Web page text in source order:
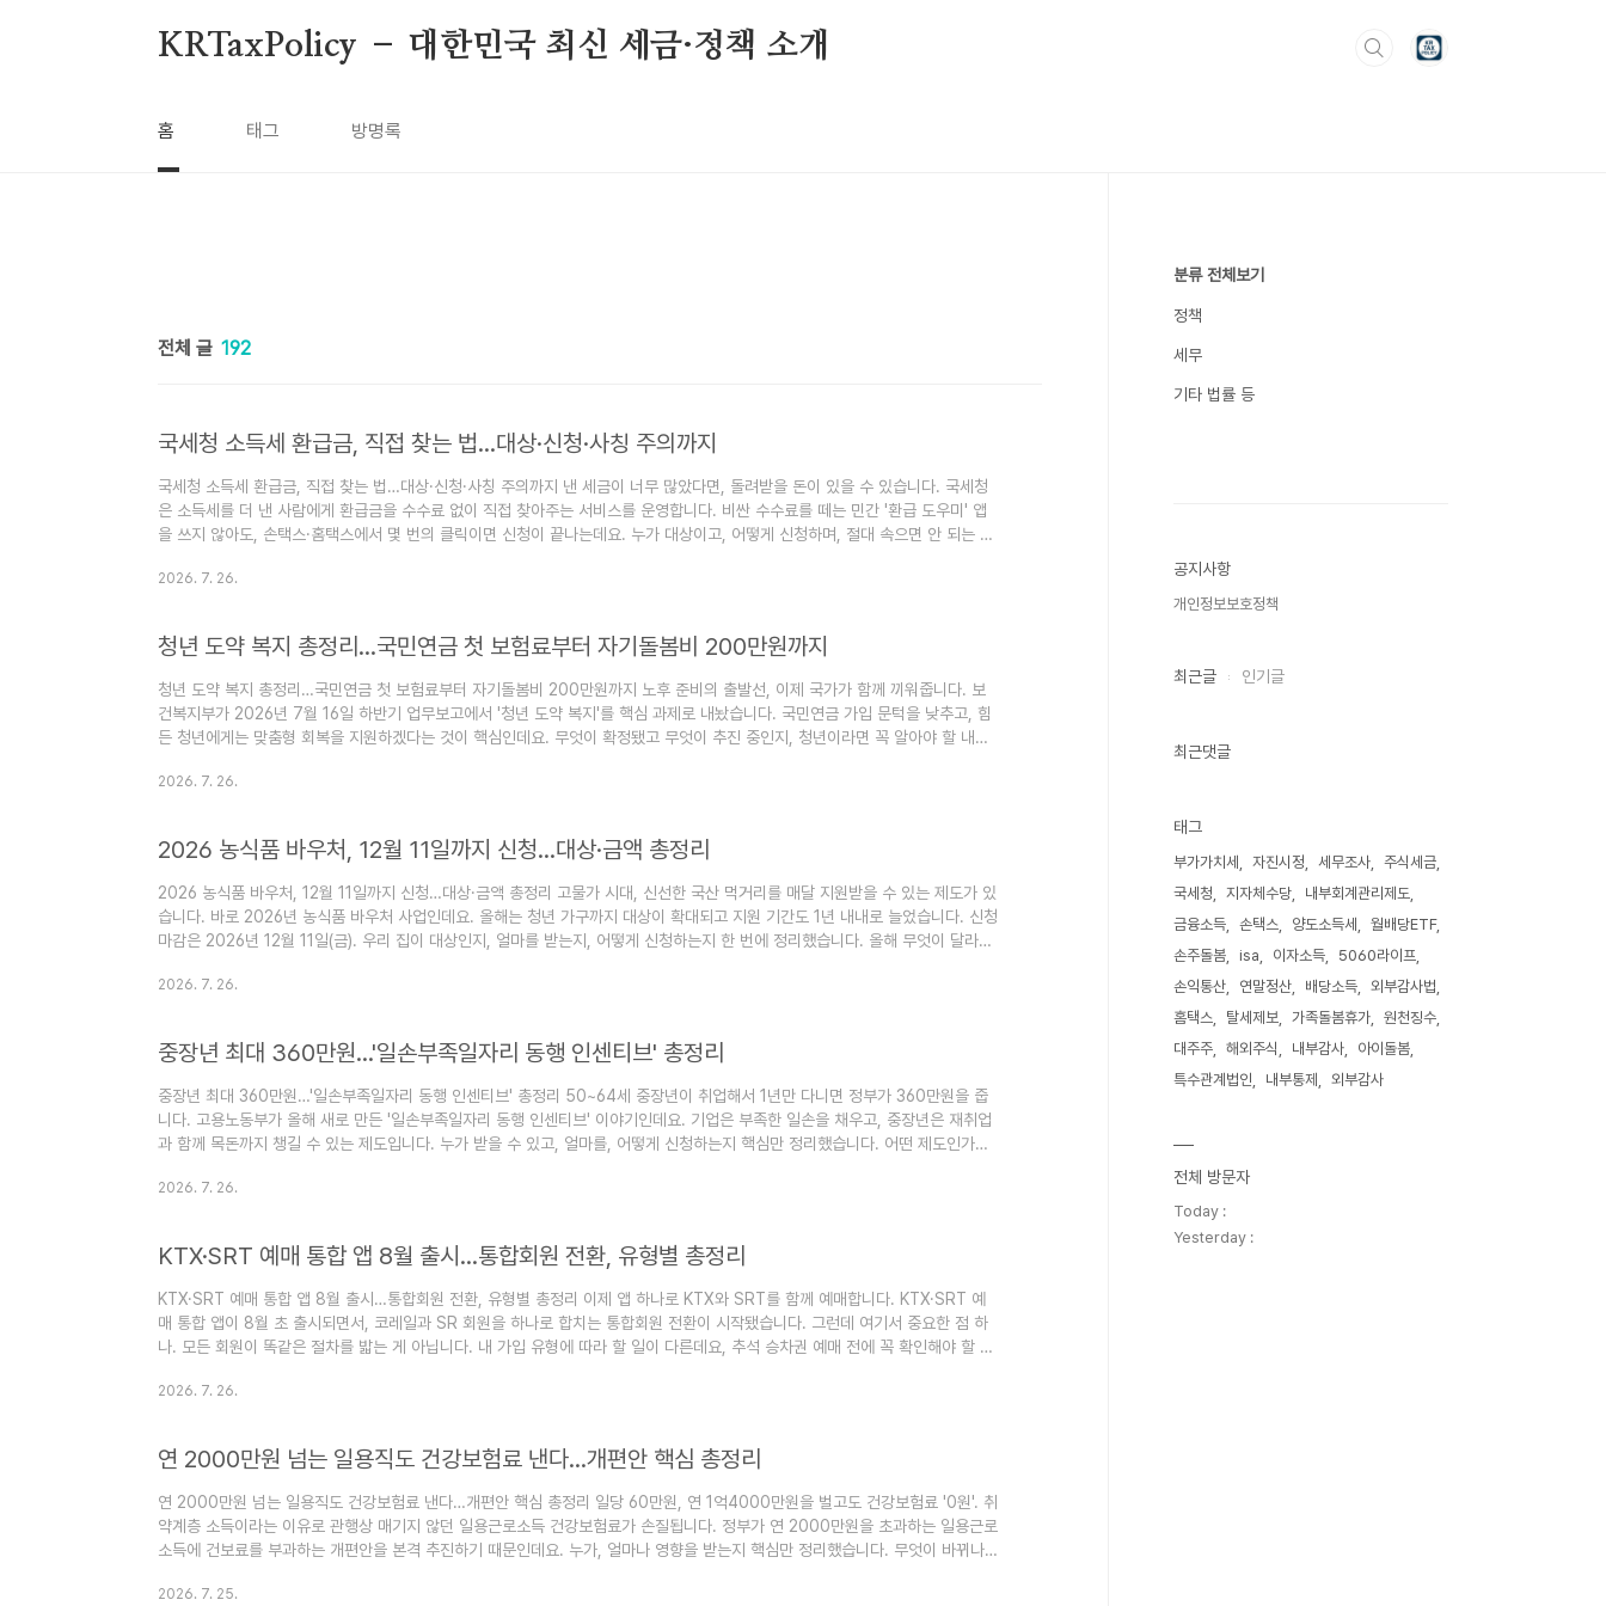
KRTaxPolicy – 대한민국 최신 세금·정책 소개
홈 태그 방명록
전체 글 192
국세청 소득세 환급금, 직접 찾는 법…대상·신청·사칭 주의까지
국세청 소득세 환급금, 직접 찾는 법…대상·신청·사칭 주의까지 낸 세금이 너무 많았다면, 돌려받을 돈이 있을 수 있습니다. 국세청
은 소득세를 더 낸 사람에게 환급금을 수수료 없이 직접 찾아주는 서비스를 운영합니다. 비싼 수수료를 떼는 민간 '환급 도우미' 앱
을 쓰지 않아도, 손택스·홈택스에서 몇 번의 클릭이면 신청이 끝나는데요. 누가 대상이고, 어떻게 신청하며, 절대 속으면 안 되는 사
납세자들에게 환급금을 안내합니다. 2026년 정기 안내에서는 총 111만 명(환급금 약 1,409억 원)이 대상이었습니다. 대표적으로
2026. 7. 26.
청년 도약 복지 총정리…국민연금 첫 보험료부터 자기돌봄비 200만원까지
청년 도약 복지 총정리…국민연금 첫 보험료부터 자기돌봄비 200만원까지 노후 준비의 출발선, 이제 국가가 함께 끼워줍니다. 보
건복지부가 2026년 7월 16일 하반기 업무보고에서 '청년 도약 복지'를 핵심 과제로 내놨습니다. 국민연금 가입 문턱을 낮추고, 힘
든 청년에게는 맞춤형 회복을 지원하겠다는 것이 핵심인데요. 무엇이 확정됐고 무엇이 추진 중인지, 청년이라면 꼭 알아야 할 내용
는 18세 청년에게 생애 첫 1개월분 보험료를 국가가 대신 내줍니다. 금액은 약 4만 2천 원(기준소득월액 하한액 보험료 전액)입니
2026. 7. 26.
2026 농식품 바우처, 12월 11일까지 신청…대상·금액 총정리
2026 농식품 바우처, 12월 11일까지 신청…대상·금액 총정리 고물가 시대, 신선한 국산 먹거리를 매달 지원받을 수 있는 제도가 있
습니다. 바로 2026년 농식품 바우처 사업인데요. 올해는 청년 가구까지 대상이 확대되고 지원 기간도 1년 내내로 늘었습니다. 신청
마감은 2026년 12월 11일(금). 우리 집이 대상인지, 얼마를 받는지, 어떻게 신청하는지 한 번에 정리했습니다. 올해 무엇이 달라졌
12개월(연중) 지원 예산 확대 : 2025년 773억 원 → 2026년 약 1,544억 원(약 2배) 지원 대상 — 우리 집이 해당될까? ..
2026. 7. 26.
중장년 최대 360만원…'일손부족일자리 동행 인센티브' 총정리
중장년 최대 360만원…'일손부족일자리 동행 인센티브' 총정리 50~64세 중장년이 취업해서 1년만 다니면 정부가 360만원을 줍
니다. 고용노동부가 올해 새로 만든 '일손부족일자리 동행 인센티브' 이야기인데요. 기업은 부족한 일손을 채우고, 중장년은 재취업
과 함께 목돈까지 챙길 수 있는 제도입니다. 누가 받을 수 있고, 얼마를, 어떻게 신청하는지 핵심만 정리했습니다. 어떤 제도인가
인센티브를 지급하는 사업입니다. 기업이 임금을 더 올리지 않아도 장기 근속을 유도할 수 있어, 숙련이 중요한 제조·물류 현장의
2026. 7. 26.
KTX·SRT 예매 통합 앱 8월 출시…통합회원 전환, 유형별 총정리
KTX·SRT 예매 통합 앱 8월 출시…통합회원 전환, 유형별 총정리 이제 앱 하나로 KTX와 SRT를 함께 예매합니다. KTX·SRT 예
매 통합 앱이 8월 초 출시되면서, 코레일과 SR 회원을 하나로 합치는 통합회원 전환이 시작됐습니다. 그런데 여기서 중요한 점 하
나. 모든 회원이 똑같은 절차를 밟는 게 아닙니다. 내 가입 유형에 따라 할 일이 다른데요, 추석 승차권 예매 전에 꼭 확인해야 할 내
전용 웹사이트 운영 중 통합 열차 운행 : 9월부터 / 통합 승차권은 8월부터 통합 앱에서 예매 SRT 앱 : 통합 앱 출시 이후에도 비회
2026. 7. 26.
연 2000만원 넘는 일용직도 건강보험료 낸다…개편안 핵심 총정리
연 2000만원 넘는 일용직도 건강보험료 낸다…개편안 핵심 총정리 일당 60만원, 연 1억4000만원을 벌고도 건강보험료 '0원'. 취
약계층 소득이라는 이유로 관행상 매기지 않던 일용근로소득 건강보험료가 손질됩니다. 정부가 연 2000만원을 초과하는 일용근로
소득에 건보료를 부과하는 개편안을 본격 추진하기 때문인데요. 누가, 얼마나 영향을 받는지 핵심만 정리했습니다. 무엇이 바뀌나
계 개편안을 보고했습니다. 직장가입자와 지역가입자 간 형평성을 높이고 건강보험 재정 기반을 강화하려는 목적입니다. 핵심은 연
2026. 7. 25.
분류 전체보기
정책
세무
기타 법률 등
공지사항
개인정보보호정책
최근글 인기글
최근댓글
태그
부가가치세 자진시정 세무조사
주식세금
국세청
지자체수당
내부회계관리제도
금융소득
손택스 양도소득세
월배당ETF
손주돌봄
isa 이자소득
5060라이프
손익통산
연말정산 배당소득
외부감사법
홈택스
탈세제보 가족돌봄휴가
원천징수
대주주
해외주식 내부감사
아이돌봄
특수관계법인
내부통제 외부감사
전체 방문자
Today :
Yesterday :